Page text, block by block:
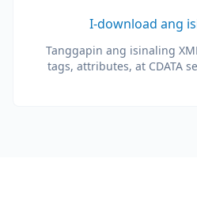
I-download ang
Tanggapin ang isinaling
tags, attributes, at CDATA